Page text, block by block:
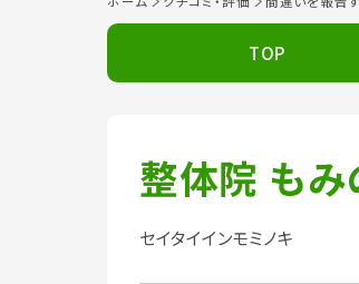
TOP
整体院 もみ
セイタイインモミノキ